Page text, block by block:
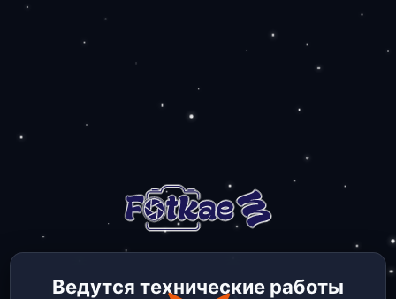
Ведутся технические работы